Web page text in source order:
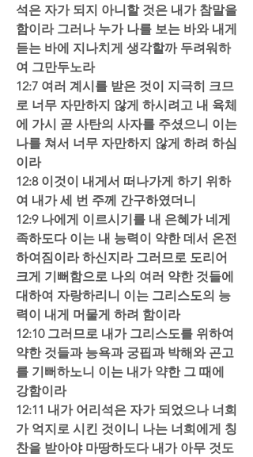
석은 자가 되지 아니할 것은 내가 참말을
함이라 그러나 누가 나를 보는 바와 내게
듣는 바에 지나치게 생각할까 두려워하
여 그만두노라
12:7 여러 계시를 받은 것이 지극히 크므
로 너무 자만하지 않게 하시려고 내 육체
에 가시 곧 사탄의 사자를 주셨으니 이는
나를 쳐서 너무 자만하지 않게 하려 하심
이라
12:8 이것이 내게서 떠나가게 하기 위하
여 내가 세 번 주께 간구하였더니
12:9 나에게 이르시기를 내 은혜가 네게
족하도다 이는 내 능력이 약한 데서 온전
하여짐이라 하신지라 그러므로 도리어
크게 기뻐함으로 나의 여러 약한 것들에
대하여 자랑하리니 이는 그리스도의 능
력이 내게 머물게 하려 함이라
12:10 그러므로 내가 그리스도를 위하여
약한 것들과 능욕과 궁핍과 박해와 곤고
를 기뻐하노니 이는 내가 약한 그 때에
강함이라
12:11 내가 어리석은 자가 되었으나 너희
가 억지로 시킨 것이니 나는 너희에게 칭
찬을 받아야 마땅하도다 내가 아무 것도